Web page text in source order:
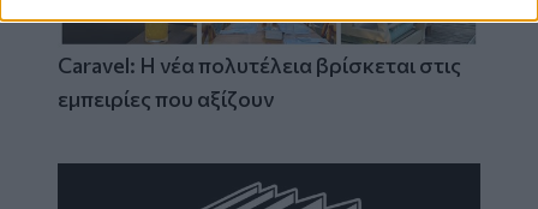
Caravel: Η νέα πολυτέλεια βρίσκεται στις
εμπειρίες που αξίζουν